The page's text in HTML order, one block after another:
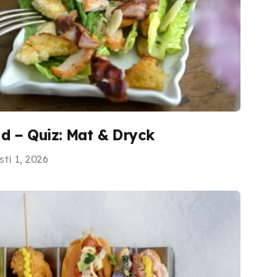
– Quiz: Mat & Dryck
1, 2026